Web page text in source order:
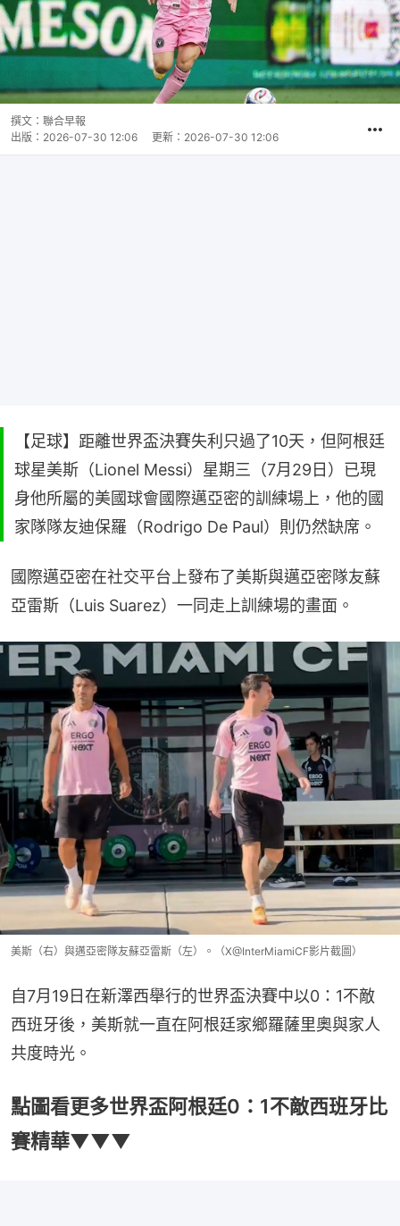
撰文： 聯合早報
出版： 2026-07-30 12:06 更新： 2026-07-30 12:06
【足球】距離世界盃決賽失利只過了10天，但阿根廷
球星美斯（Lionel Messi）星期三（7月29日）已現
身他所屬的美國球會國際邁亞密的訓練場上，他的國
家隊隊友迪保羅（Rodrigo De Paul）則仍然缺席。
國際邁亞密在社交平台上發布了美斯與邁亞密隊友蘇
亞雷斯（Luis Suarez）一同走上訓練場的畫面。
美斯（右）與邁亞密隊友蘇亞雷斯（左）。（X@InterMiamiCF影片截圖）
自7月19日在新澤西舉行的世界盃決賽中以0：1不敵
西班牙後，美斯就一直在阿根廷家鄉羅薩里奧與家人
共度時光。
點圖看更多世界盃阿根廷0：1不敵西班牙比
賽精華▼▼▼